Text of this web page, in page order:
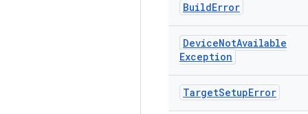
BuildError
DeviceNotAvailable
Exception
TargetSetupError